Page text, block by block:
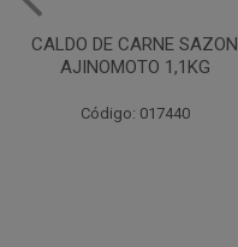
MOLHO DE TOMATE PIZZA
BONARE 1,7KG
Código: 049936